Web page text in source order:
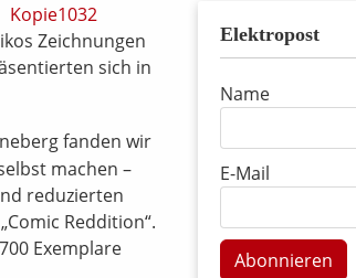
Zeichnungen
sich in
fanden wir
machen –
reduzierten
Reddition“.
Exemplare
Elektropost
Name
E-Mail
Abonnieren